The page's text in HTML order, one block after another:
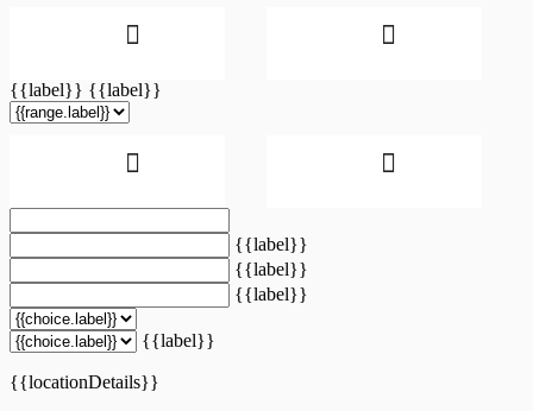
{{label}} {{label}}
{{label}}
{{label}}
{{label}}
{{label}}
{{locationDetails}}